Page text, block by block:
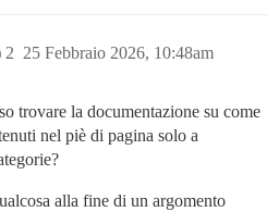
25 Febbraio 2026, 10:48am
2
trovare la documentazione su come
nel piè di pagina solo a
alla fine di un argomento